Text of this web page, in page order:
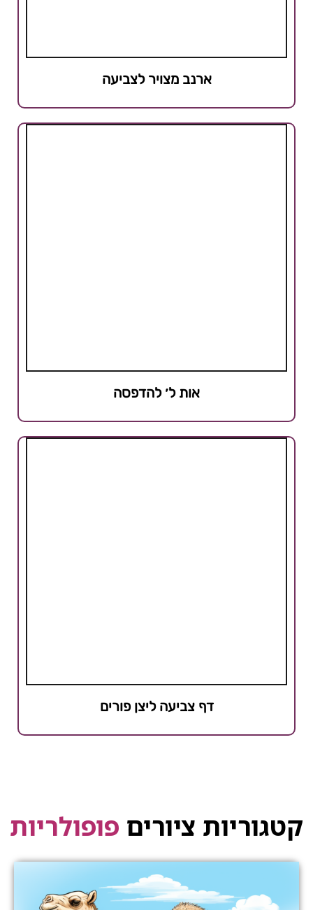
ארנב מצויר לצביעה
אות ל׳ להדפסה
דף צביעה ליצן פורים
קטגוריות ציורים פופולריות